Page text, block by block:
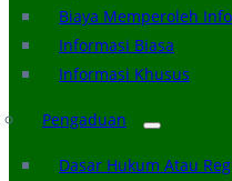
Biaya Memperoleh
Informasi Biasa
Informasi Khusus
Pengaduan
Dasar Hukum Atau